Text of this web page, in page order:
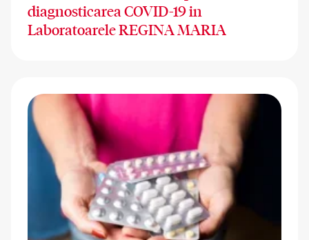
diagnosticarea COVID-19 in
Laboratoarele REGINA MARIA